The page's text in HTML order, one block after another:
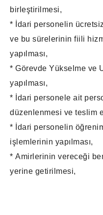
birleştirilmesi,
* İdari personelin
ve bu sürelerinin fiili
yapılması,
* Görevde Yükselme ve
yapılması,
* İdari personele ait
düzenlenmesi ve teslim
* İdari personelin
işlemlerinin yapılması,
* Amirlerinin vereceği
yerine getirilmesi,